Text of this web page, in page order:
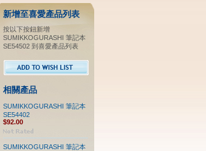
新增至喜愛產品列表
按以下按鈕新增
SUMIKKOGURASHI 筆記本
SE54502 到喜愛產品列表
相關產品
SUMIKKOGURASHI 筆記本
SE54402
$92.00
SUMIKKOGURASHI 筆記本